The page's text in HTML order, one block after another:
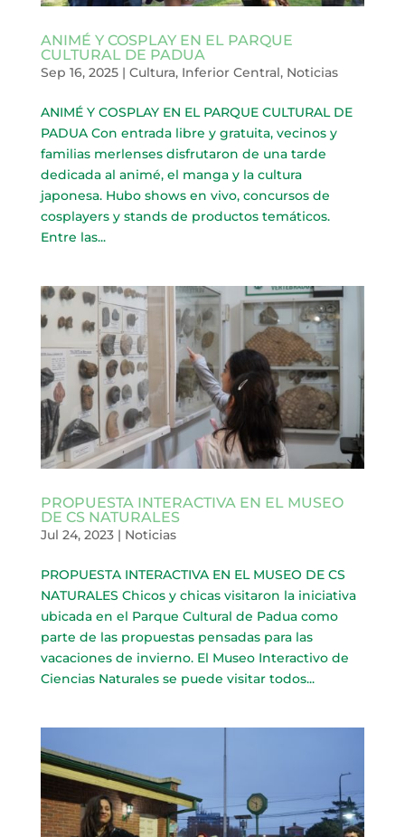
ANIMÉ Y COSPLAY EN EL PARQUE
CULTURAL DE PADUA
Sep 16, 2025| Cultura, Inferior Central, Noticias
ANIMÉ Y COSPLAY EN EL PARQUE CULTURAL DE
PADUA Con entrada libre y gratuita, vecinos y
familias merlenses disfrutaron de una tarde
dedicada al animé, el manga y la cultura
japonesa. Hubo shows en vivo, concursos de
cosplayers y stands de productos temáticos.
Entre las...
PROPUESTA INTERACTIVA EN EL MUSEO
DE CS NATURALES
Jul 24, 2023| Noticias
PROPUESTA INTERACTIVA EN EL MUSEO DE CS
NATURALES Chicos y chicas visitaron la iniciativa
ubicada en el Parque Cultural de Padua como
parte de las propuestas pensadas para las
vacaciones de invierno. El Museo Interactivo de
Ciencias Naturales se puede visitar todos...